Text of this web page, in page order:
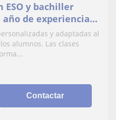
y bachiller
de experiencia
apoyo de diversas
y adaptadas al
alumnos. Las clases
Contactar